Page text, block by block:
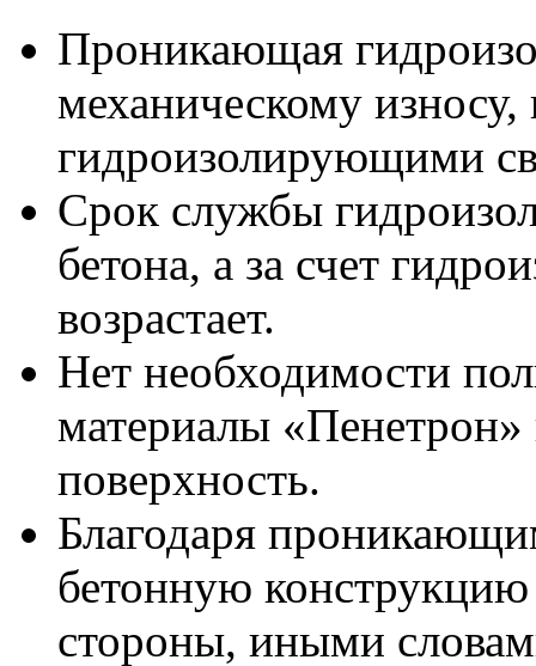
Проникающая
механическому износу,
гидроизолирующими
Срок службы
бетона, а за счет
возрастает.
Нет необходимости
материалы
поверхность.
Благодаря
бетонную
стороны, иными